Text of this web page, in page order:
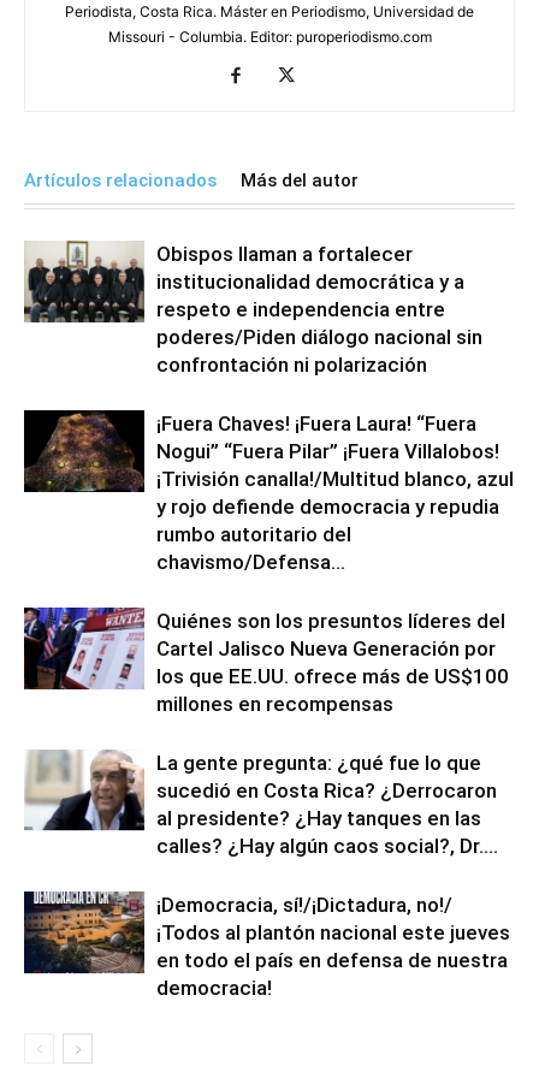
Periodista, Costa Rica. Máster en Periodismo, Universidad de
Missouri - Columbia. Editor: puroperiodismo.com
Artículos relacionados Más del autor
Obispos llaman a fortalecer
institucionalidad democrática y a
respeto e independencia entre
poderes/Piden diálogo nacional sin
confrontación ni polarización
¡Fuera Chaves! ¡Fuera Laura! “Fuera
Nogui” “Fuera Pilar” ¡Fuera Villalobos!
¡Trivisión canalla!/Multitud blanco, azul
y rojo defiende democracia y repudia
rumbo autoritario del
chavismo/Defensa...
Quiénes son los presuntos líderes del
Cartel Jalisco Nueva Generación por
los que EE.UU. ofrece más de US$100
millones en recompensas
La gente pregunta: ¿qué fue lo que
sucedió en Costa Rica? ¿Derrocaron
al presidente? ¿Hay tanques en las
calles? ¿Hay algún caos social?, Dr....
¡Democracia, sí!/¡Dictadura, no!/
¡Todos al plantón nacional este jueves
en todo el país en defensa de nuestra
democracia!